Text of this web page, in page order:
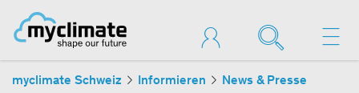
myclimate Schweiz Informieren News & Presse